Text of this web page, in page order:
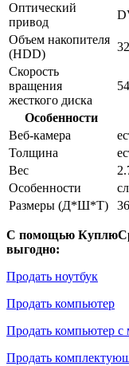
Оптический
привод
Объем накопителя
(HDD)
Скорость
вращения
жесткого диска
Особенности
Веб-камера
Толщина
Вес
Особенности
Размеры (Д*Ш*Т)
С помощью
выгодно:
Продать ноутбук
Продать компьютер
Продать компьютер с
Продать